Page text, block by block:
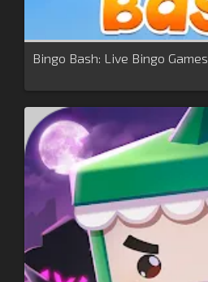
Bingo Bash: Live Bingo Games